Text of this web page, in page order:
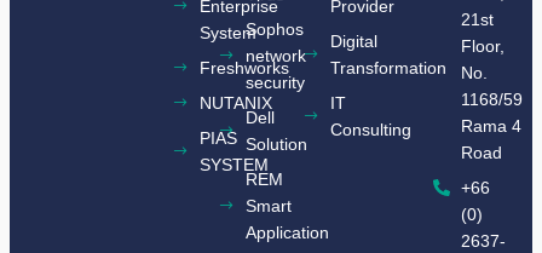
Enterprise
System
Freshworks
NUTANIX
​PIAS
SYSTEM​
Sophos
network
security
Dell
Solution
REM
Smart
Application
Provider
Digital
Transformation
IT
Consulting
21st
Floor,
No.
1168/59
Rama 4
Road
+66
(0)
2637-